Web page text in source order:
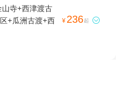
山寺+西津渡古
+瓜洲古渡+西
¥ 236起 